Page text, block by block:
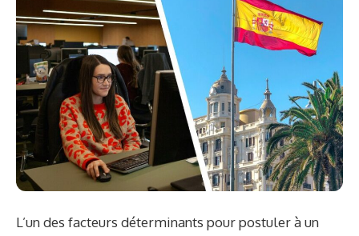
L’un des facteurs déterminants pour postuler à un